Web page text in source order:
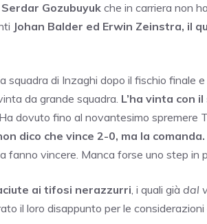
Serdar Gozubuyuk che in carriera non
Johan Balder ed Erwin Zeinstra, il
di Inzaghi dopo il fischio finale e
da grande squadra. L’ha vinta con
Ha dovuto fino al novantesimo spremere
dico che vince 2-0, ma la
fanno vincere. Manca forse uno step in
ai tifosi nerazzurri, i quali già dal
il loro disappunto per le considerazioni